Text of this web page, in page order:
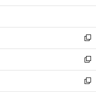
開
ウ
開
く
ン
ウ
で
開
く
ウ
ン
ド
ウ
で
開
く
新
し
い
ウ
ィ
新
し
い
新